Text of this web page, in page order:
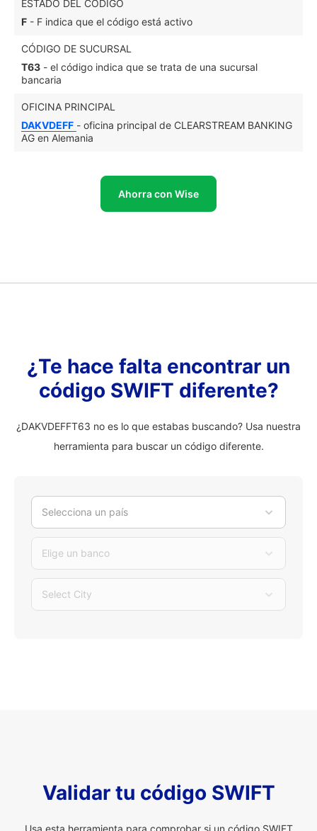
ESTADO DEL CÓDIGO
F - F indica que el código está activo
CÓDIGO DE SUCURSAL
T63 - el código indica que se trata de una sucursal
bancaria
OFICINA PRINCIPAL
DAKVDEFF - oficina principal de CLEARSTREAM BANKING
AG en Alemania
Ahorra con Wise
¿Te hace falta encontrar un
código SWIFT diferente?
¿DAKVDEFFT63 no es lo que estabas buscando? Usa nuestra
herramienta para buscar un código diferente.
Selecciona un país
Elige un banco
Select City
Validar tu código SWIFT
Usa esta herramienta para comprobar si un código SWIFT